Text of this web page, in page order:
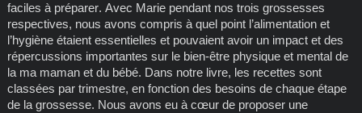
faciles à préparer. Avec Marie pendant nos trois grossesses
respectives, nous avons compris à quel point l’alimentation et
l’hygiène étaient essentielles et pouvaient avoir un impact et des
répercussions importantes sur le bien-être physique et mental de
la ma maman et du bébé. Dans notre livre, les recettes sont
classées par trimestre, en fonction des besoins de chaque étape
de la grossesse. Nous avons eu à cœur de proposer une